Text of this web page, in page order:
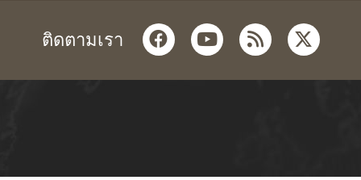
ติดตามเรา facebookyoutube
rss twitter